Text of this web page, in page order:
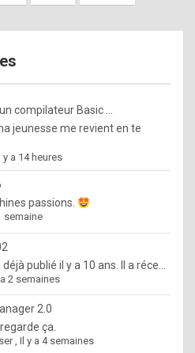
%
m
a
d
b
y
o
l
e
x
compilateur Basic ...
jeunesse me revient en te
y a 14 heures
passions.
semaine
publié il y a 10 ans. Il a réce...
2 semaines
2.0
ça.
,Il y a 4 semaines